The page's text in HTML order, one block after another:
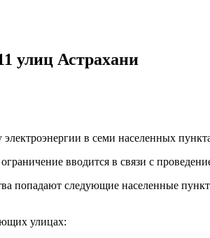
улиц Астрахани
в семи населенных
вводится в связи с
попадают следующие населенные
улицах: